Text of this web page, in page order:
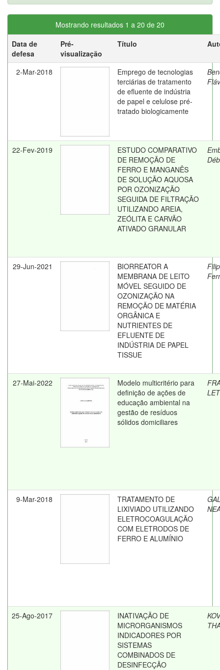
Mostrando resultados 1 a 20 de 20
Data de
defesa
Pré-
visualização
Título
2-Mar-2018
Emprego de tecnologias
terciárias de tratamento
de efluente de indústria
de papel e celulose pré-
tratado biologicamente
22-Fev-2019
ESTUDO COMPARATIVO
DE REMOÇÃO DE
FERRO E MANGANÊS
DE SOLUÇÃO AQUOSA
POR OZONIZAÇÃO
SEGUIDA DE FILTRAÇÃO
UTILIZANDO AREIA,
ZEÓLITA E CARVÃO
ATIVADO GRANULAR
29-Jun-2021
BIORREATOR A
MEMBRANA DE LEITO
MÓVEL SEGUIDO DE
OZONIZAÇÃO NA
REMOÇÃO DE MATÉRIA
ORGÂNICA E
NUTRIENTES DE
EFLUENTE DE
INDÚSTRIA DE PAPEL
TISSUE
27-Mai-2022
Modelo multicritério para
definição de ações de
educação ambiental na
gestão de resíduos
sólidos domiciliares
9-Mar-2018
TRATAMENTO DE
LIXIVIADO UTILIZANDO
ELETROCOAGULAÇÃO
COM ELETRODOS DE
FERRO E ALUMÍNIO
25-Ago-2017
INATIVAÇÃO DE
MICRORGANISMOS
INDICADORES POR
SISTEMAS
COMBINADOS DE
DESINFECÇÃO